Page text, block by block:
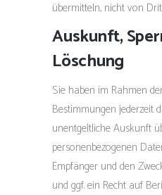
übermitteln, nicht von
Auskunft,
Löschung
Sie haben im Rahmen
Bestimmungen jederzeit
unentgeltliche Auskunft
personenbezogenen
Empfänger und den
und ggf. ein Recht auf